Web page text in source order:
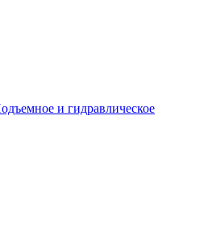
и гидравлическое